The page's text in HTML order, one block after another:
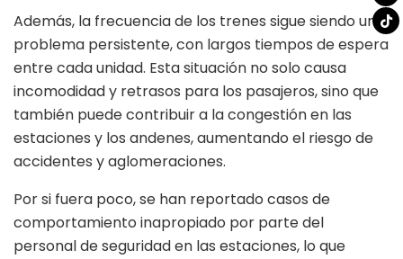
Además, la frecuencia de los trenes sigue siendo un
problema persistente, con largos tiempos de espera
entre cada unidad. Esta situación no solo causa
incomodidad y retrasos para los pasajeros, sino que
también puede contribuir a la congestión en las
estaciones y los andenes, aumentando el riesgo de
accidentes y aglomeraciones.
Por si fuera poco, se han reportado casos de
comportamiento inapropiado por parte del
personal de seguridad en las estaciones, lo que